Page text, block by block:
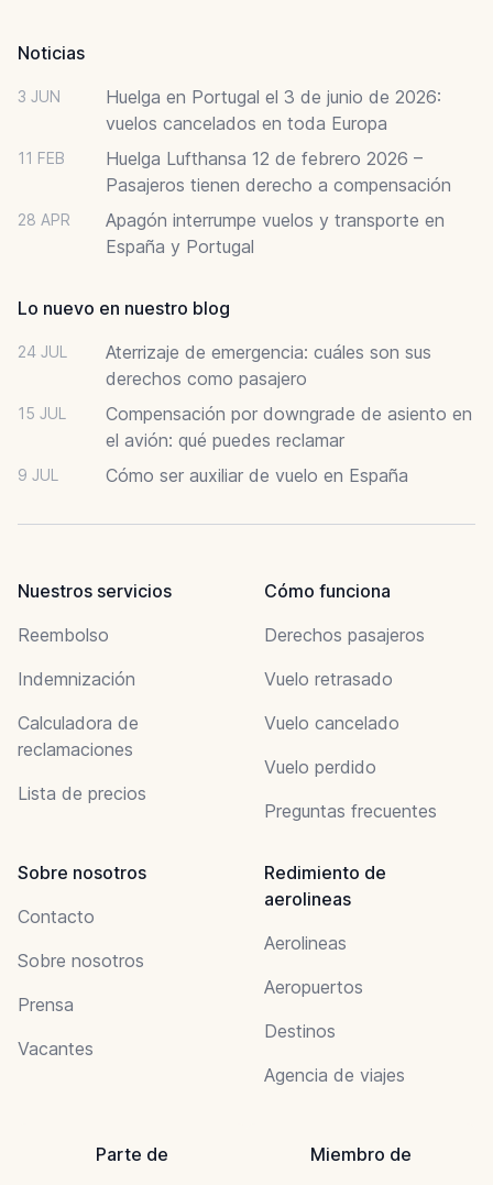
Noticias
3 JUN
Huelga en Portugal el 3 de junio de 2026:
vuelos cancelados en toda Europa
11 FEB
Huelga Lufthansa 12 de febrero 2026 –
Pasajeros tienen derecho a compensación
28 APR
Apagón interrumpe vuelos y transporte en
España y Portugal
Lo nuevo en nuestro blog
24 JUL
Aterrizaje de emergencia: cuáles son sus
derechos como pasajero
15 JUL
Compensación por downgrade de asiento en
el avión: qué puedes reclamar
9 JUL Cómo ser auxiliar de vuelo en España
Nuestros servicios
Reembolso
Indemnización
Calculadora de
reclamaciones
Lista de precios
Cómo funciona
Derechos pasajeros
Vuelo retrasado
Vuelo cancelado
Vuelo perdido
Preguntas frecuentes
Sobre nosotros
Contacto
Sobre nosotros
Prensa
Vacantes
Redimiento de
aerolineas
Aerolineas
Aeropuertos
Destinos
Agencia de viajes
Parte de Miembro de